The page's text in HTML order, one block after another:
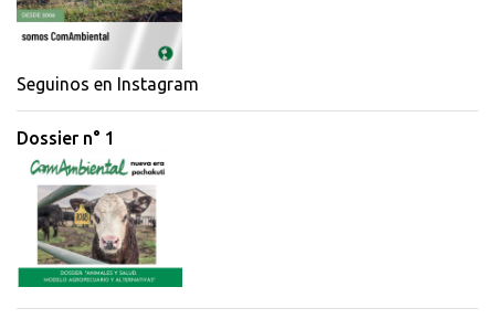
Seguinos en Instagram
Dossier n° 1